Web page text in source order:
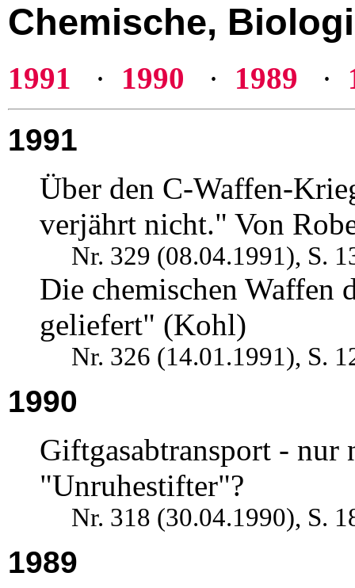
Chemische,
1991 · 1990 · 1989 ·
1991
Über den C-Waffen-
verjährt nicht." Von
Nr. 329 (08.04.1991), S.
Die chemischen Waffen
geliefert" (Kohl)
Nr. 326 (14.01.1991), S.
1990
Giftgasabtransport - nur
"Unruhestifter"?
Nr. 318 (30.04.1990), S.
1989